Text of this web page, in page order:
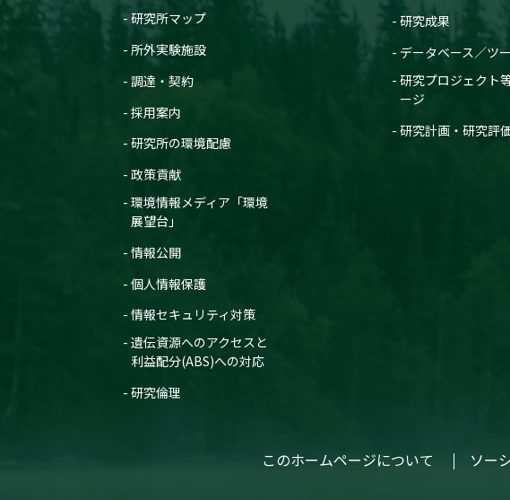
研究所マップ
所外実験施設
調達・契約
採用案内
研究所の環境配慮
政策貢献
環境情報メディア「環境
展望台」
情報公開
個人情報保護
情報セキュリティ対策
遺伝資源へのアクセスと
利益配分(ABS)への対応
研究倫理
研究成果
データベース／ツ
研究プロジェクト
ージ
研究計画・研究評
このホームページについて ソー